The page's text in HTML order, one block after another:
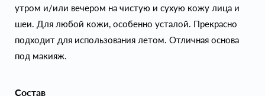
утром и/или вечером на чистую и сухую кожу лица и
шеи. Для любой кожи, особенно усталой. Прекрасно
подходит для использования летом. Отличная основа
под макияж.
Состав